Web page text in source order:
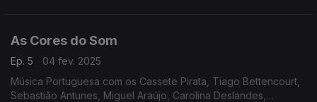
As Cores do Som
Ep. 5
04 fev. 2025
Música Portuguesa com os Cassete Pirata, Tiago Bettencourt,
Sebastião Antunes, Miguel Araújo, Carolina Deslandes,